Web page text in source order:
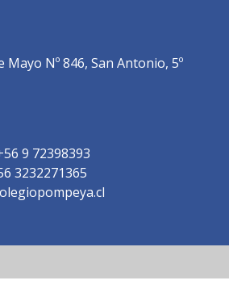
Mayo Nº 846, San Antonio, 5º
9 72398393
3232271365